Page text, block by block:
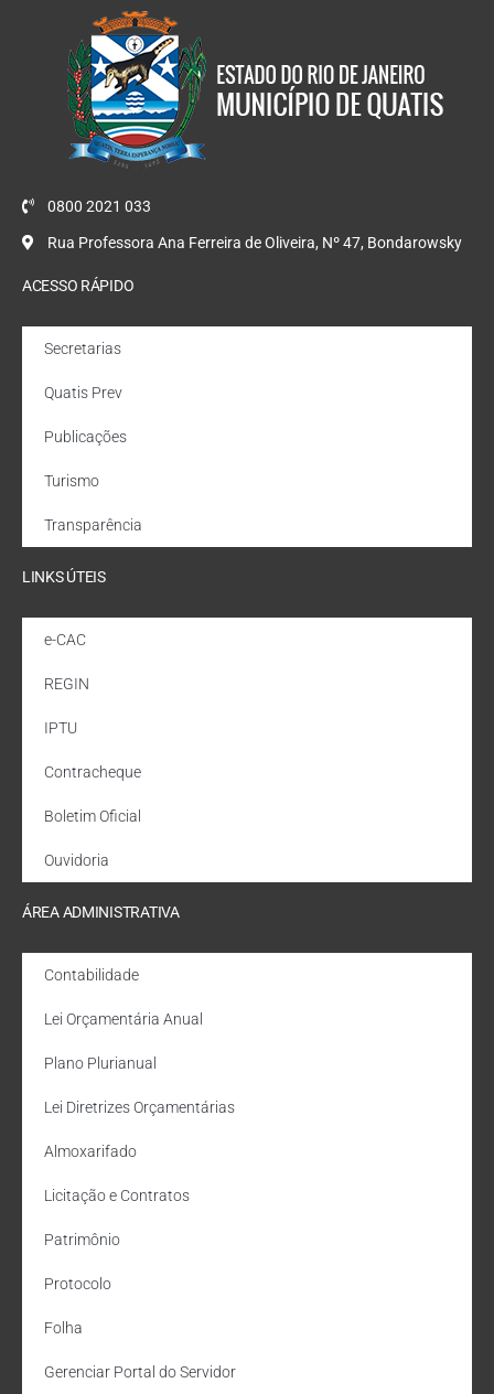
0800 2021 033
Rua Professora Ana Ferreira de Oliveira, Nº 47, Bondarowsky
ACESSO RÁPIDO
Secretarias
Quatis Prev
Publicações
Turismo
Transparência
LINKS ÚTEIS
e-CAC
REGIN
IPTU
Contracheque
Boletim Oficial
Ouvidoria
ÁREA ADMINISTRATIVA
Contabilidade
Lei Orçamentária Anual
Plano Plurianual
Lei Diretrizes Orçamentárias
Almoxarifado
Licitação e Contratos
Patrimônio
Protocolo
Folha
Gerenciar Portal do Servidor